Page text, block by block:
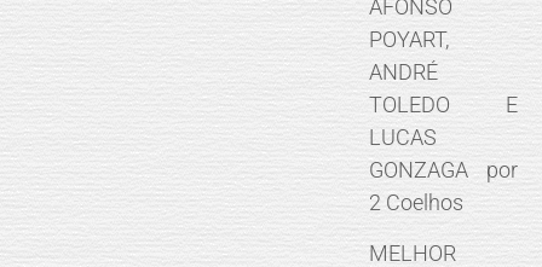
AFONSO
POYART,
ANDRÉ
TOLEDO E
LUCAS
GONZAGA por
2 Coelhos
MELHOR